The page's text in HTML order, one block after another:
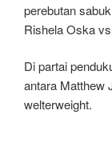
perebutan
Rishela Oska
Di partai
antara Matthew
welterweight.